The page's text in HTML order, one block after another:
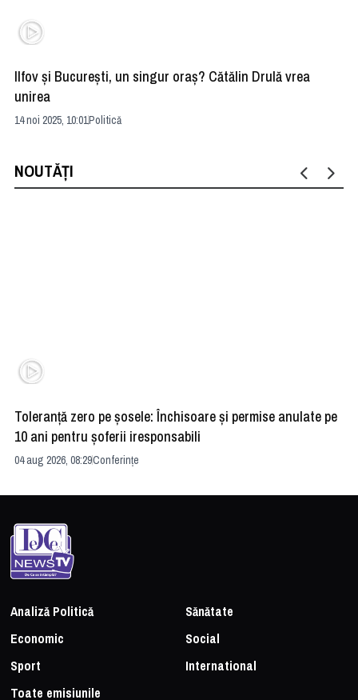
Ilfov şi Bucureşti, un singur oraş? Cătălin Drulă vrea
unirea
14 noi 2025, 10:01Politică
NOUTĂȚI
Toleranță zero pe șosele: Închisoare și permise anulate pe
10 ani pentru șoferii iresponsabili
04 aug 2026, 08:29Conferințe
Analiză Politică
Sănătate
Economic
Social
Sport
International
Toate emisiunile